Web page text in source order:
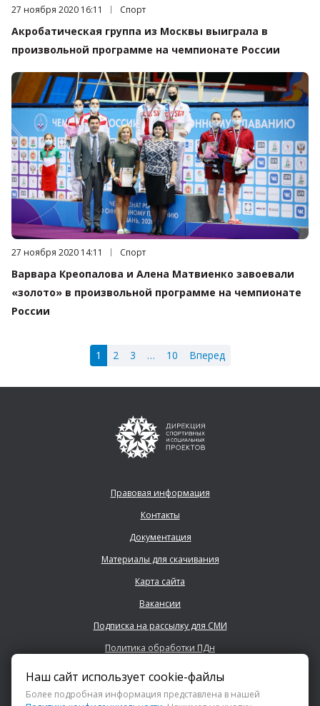
Дата публикации:
27 ноября 2020 16:11 Категория:
Спорт
Акробатическая группа из Москвы выиграла в
произвольной программе на чемпионате России
Дата публикации:
27 ноября 2020 14:11 Категория:
Спорт
Варвара Креопалова и Алена Матвиенко завоевали
«золото» в произвольной программе на чемпионате
России
1 2 3 … 10 Вперед
Правовая информация
Контакты
Документация
Материалы для скачивания
Карта сайта
Вакансии
Подписка на рассылку для СМИ
Политика обработки ПДн
+7 (843) 222 0700
Наш сайт использует cookie-файлы
Более подробная информация представлена в нашей